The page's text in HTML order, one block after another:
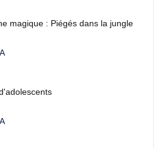
magique : Piégés dans la jungle